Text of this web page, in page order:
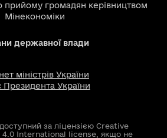
прийому громадян керівництвом
Мінекономіки
державної влади
міністрів України
Президента України
за ліцензією Creative
International license, якщо не